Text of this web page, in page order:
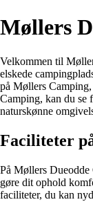
Møllers
Velkommen til
elskede
på Møllers
Camping, kan du se
naturskønne
Faciliteter
På Møllers
gøre dit ophold
faciliteter, du kan